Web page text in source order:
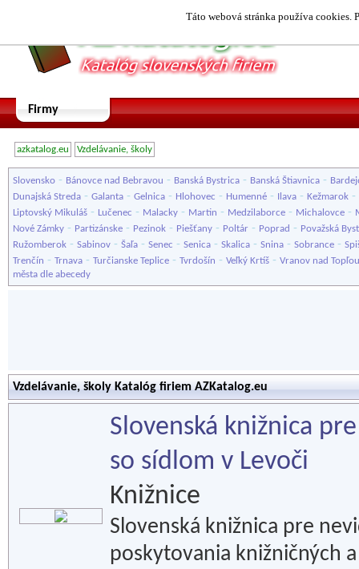
Táto webová stránka používa cookies.
Firmy
azkatalog.eu Vzdelávanie, školy
Slovensko - Bánovce nad Bebravou - Banská Bystrica - Banská Štiavnica -
Dunajská Streda - Galanta - Gelnica - Hlohovec - Humenné - Ilava - Kežmarok -
Liptovský Mikuláš - Lučenec - Malacky - Martin - Medzilaborce - Michalovce -
Nové Zámky - Partizánske - Pezinok - Piešťany - Poltár - Poprad - Považská
Ružomberok - Sabinov - Šaľa - Senec - Senica - Skalica - Snina - Sobrance -
Trenčín - Trnava - Turčianske Teplice - Tvrdošín - Veľký Krtíš - Vranov nad Topľou
města dle abecedy
Vzdelávanie, školy Katalóg firiem AZKatalog.eu
Slovenská knižnica
so sídlom v Levoči
Knižnice
Slovenská knižnica pre
poskytovania knižničných